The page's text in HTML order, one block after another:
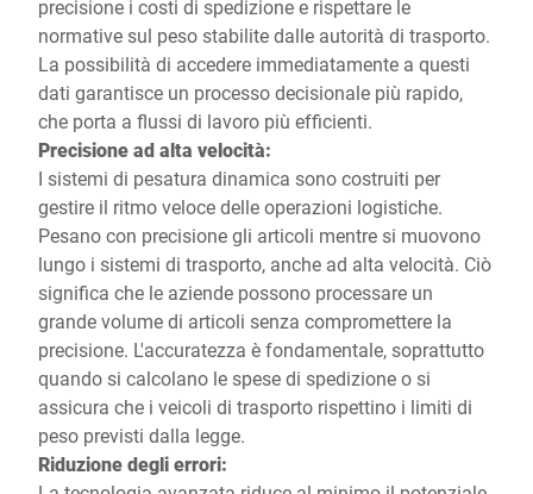
precisione i costi di spedizione e rispettare le
normative sul peso stabilite dalle autorità di trasporto.
La possibilità di accedere immediatamente a questi
dati garantisce un processo decisionale più rapido,
che porta a flussi di lavoro più efficienti.
Precisione ad alta velocità:
I sistemi di pesatura dinamica sono costruiti per
gestire il ritmo veloce delle operazioni logistiche.
Pesano con precisione gli articoli mentre si muovono
lungo i sistemi di trasporto, anche ad alta velocità. Ciò
significa che le aziende possono processare un
grande volume di articoli senza compromettere la
precisione. L'accuratezza è fondamentale, soprattutto
quando si calcolano le spese di spedizione o si
assicura che i veicoli di trasporto rispettino i limiti di
peso previsti dalla legge.
Riduzione degli errori: